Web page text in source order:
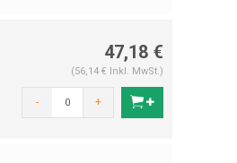
47,18 €
(56,14 € Inkl. MwSt.)
- +